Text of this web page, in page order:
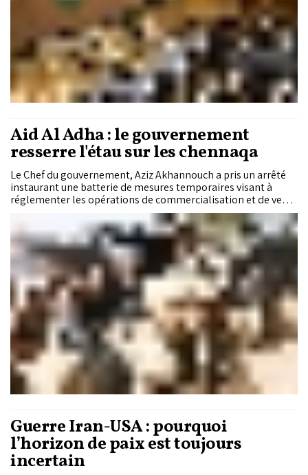
Aid Al Adha : le gouvernement
resserre l'étau sur les chennaqa
Le Chef du gouvernement, Aziz Akhannouch a pris un arrêté
instaurant une batterie de mesures temporaires visant à
réglementer les opérations de commercialisation et de vente
du bétail destiné au sacrifice, à l’occasion de l’Aid Al-Adha de
l’an 1447 H/2016, afin d’éviter la hausse injustifiée des prix.
Guerre Iran-USA : pourquoi
l’horizon de paix est toujours
incertain